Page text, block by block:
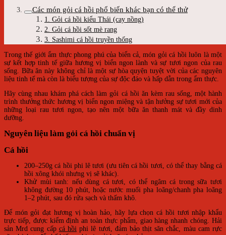
Các món gỏi cá hồi phổ biến khác bạn có thể thử
1. Gỏi cá hồi kiểu Thái (cay nồng)
2. Gỏi cá hồi sốt mè rang
3. Sashimi cá hồi truyền thống
Trong thế giới ẩm thực phong phú của biển cả, món gỏi cá hồi luôn là một
sự kết hợp tinh tế giữa hương vị biển ngon lành và sự tươi ngon của rau
sống. Bữa ăn này không chỉ là một sự hòa quyện tuyệt vời của các nguyên
liệu tinh tế mà còn là biểu tượng của sự độc đáo và hấp dẫn trong ẩm thực.
Hãy cùng nhau khám phá cách làm gỏi cá hồi ăn kèm rau sống, một hành
trình thưởng thức hương vị biển ngon miệng và tận hưởng sự tươi mới của
những loại rau tươi ngon, tạo nên một bữa ăn thanh mát và đầy dinh
dưỡng.
Nguyên liệu làm gỏi cá hồi chuẩn vị
Cá hồi
200–250g cá hồi phi lê tươi (ưu tiên cá hồi tươi, có thể thay bằng cá
hồi xông khói nhưng vị sẽ khác).
Khử mùi tanh: nếu dùng cá tươi, có thể ngâm cá trong sữa tươi
không đường 10 phút, hoặc nước muối pha loãng/chanh pha loãng
1–2 phút, sau đó rửa sạch và thấm khô.
Để món gỏi đạt hương vị hoàn hảo, hãy lựa chọn cá hồi tươi nhập khẩu
trực tiếp, được kiểm định an toàn thực phẩm, giao hàng nhanh chóng. Hải
sản Mrd cung cấp cá hồiphi lê tươi, đảm bảo thịt săn chắc, màu cam rực